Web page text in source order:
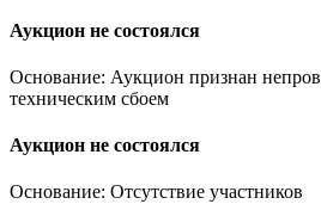
Аукцион не состоялся
Основание: Аукцион признан
техническим сбоем
Аукцион не состоялся
Основание: Отсутствие участников